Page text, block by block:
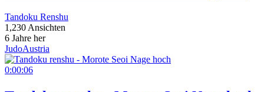
Tandoku Renshu
1,230 Ansichten
6 Jahre her
JudoAustria
0:00:06